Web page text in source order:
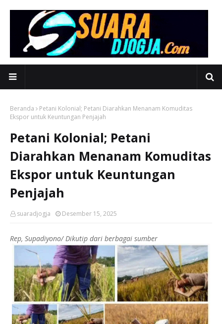
Beranda
Petani Kolonial; Petani Diarahkan Menanam Komuditas
Ekspor untuk Keuntungan Penjajah
Petani Kolonial; Petani
Diarahkan Menanam Komuditas
Ekspor untuk Keuntungan
Penjajah
suaradjogja Desember 15, 2025
Rep, Supadiyono/ Dikutip dari berbagai sumber